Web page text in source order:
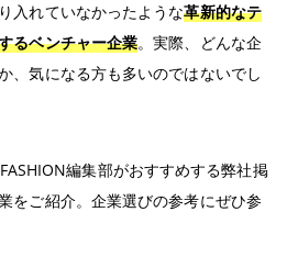
入れていなかったような革新的なテ
るベンチャー企業。実際、どんな企
、気になる方も多いのではないでし
編集部がおすすめする弊社掲
をご紹介。企業選びの参考にぜひ参